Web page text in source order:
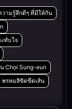
วามรู้สึกดีๆ ที่มีให้กัน
ทับใจ
Choi Sung-eun
พรหมลิขิตขีดเส้น